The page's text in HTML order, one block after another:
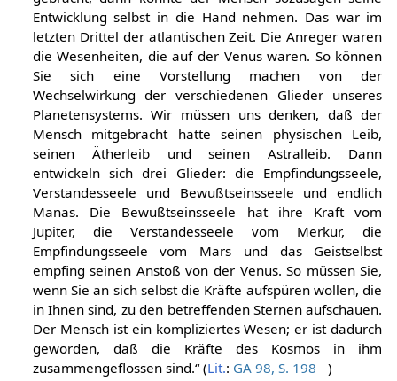
gebracht, dann konnte der Mensch sozusagen seine
Entwicklung selbst in die Hand nehmen. Das war im
letzten Drittel der atlantischen Zeit. Die Anreger waren
die Wesenheiten, die auf der Venus waren. So können
Sie sich eine Vorstellung machen von der
Wechselwirkung der verschiedenen Glieder unseres
Planetensystems. Wir müssen uns denken, daß der
Mensch mitgebracht hatte seinen physischen Leib,
seinen Ätherleib und seinen Astralleib. Dann
entwickeln sich drei Glieder: die Empfindungsseele,
Verstandesseele und Bewußtseinsseele und endlich
Manas. Die Bewußtseinsseele hat ihre Kraft vom
Jupiter, die Verstandesseele vom Merkur, die
Empfindungsseele vom Mars und das Geistselbst
empfing seinen Anstoß von der Venus. So müssen Sie,
wenn Sie an sich selbst die Kräfte aufspüren wollen, die
in Ihnen sind, zu den betreffenden Sternen aufschauen.
Der Mensch ist ein kompliziertes Wesen; er ist dadurch
geworden, daß die Kräfte des Kosmos in ihm